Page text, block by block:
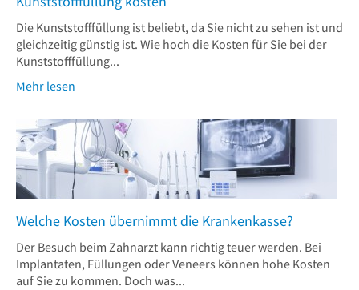
Die Kunststofffüllung ist beliebt, da Sie nicht zu sehen ist und
gleichzeitig günstig ist. Wie hoch die Kosten für Sie bei der
Kunststofffüllung...
Mehr lesen
Welche Kosten übernimmt die Krankenkasse?
Der Besuch beim Zahnarzt kann richtig teuer werden. Bei
Implantaten, Füllungen oder Veneers können hohe Kosten
auf Sie zu kommen. Doch was...